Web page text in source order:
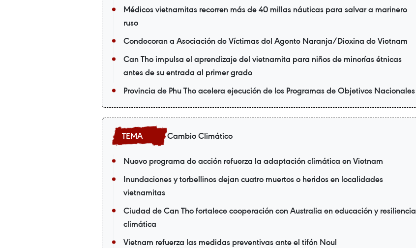
Médicos vietnamitas recorren más de 40 millas náuticas para salvar a marinero
ruso
Condecoran a Asociación de Víctimas del Agente Naranja/Dioxina de Vietnam
Can Tho impulsa el aprendizaje del vietnamita para niños de minorías étnicas
antes de su entrada al primer grado
Provincia de Phu Tho acelera ejecución de los Programas de Objetivos Nacionales
Cambio Climático
Nuevo programa de acción refuerza la adaptación climática en Vietnam
Inundaciones y torbellinos dejan cuatro muertos o heridos en localidades
vietnamitas
Ciudad de Can Tho fortalece cooperación con Australia en educación y resiliencia
climática
Vietnam refuerza las medidas preventivas ante el tifón Noul